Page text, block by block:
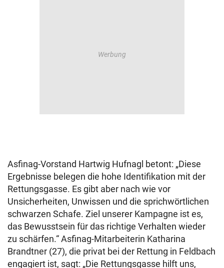
Asfinag-Vorstand Hartwig Hufnagl betont: „Diese
Ergebnisse belegen die hohe Identifikation mit der
Rettungsgasse. Es gibt aber nach wie vor
Unsicherheiten, Unwissen und die sprichwörtlichen
schwarzen Schafe. Ziel unserer Kampagne ist es,
das Bewusstsein für das richtige Verhalten wieder
zu schärfen.“ Asfinag-Mitarbeiterin Katharina
Brandtner (27), die privat bei der Rettung in Feldbach
engagiert ist, sagt: „Die Rettungsgasse hilft uns,